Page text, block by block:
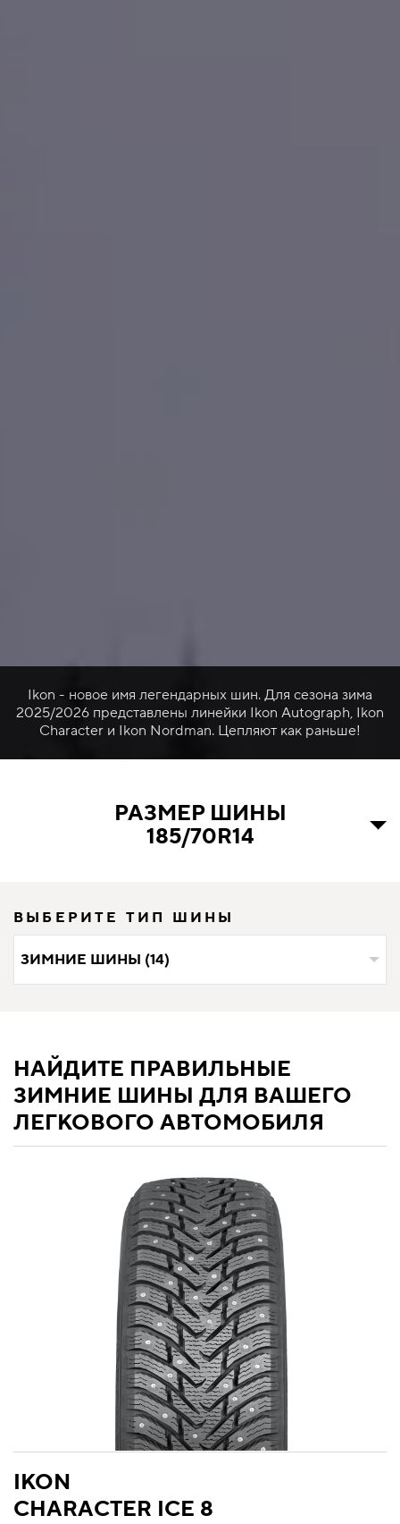
Ikon - новое имя легендарных шин. Для сезона зима
2025/2026 представлены линейки Ikon Autograph, Ikon
Character и Ikon Nordman. Цепляют как раньше!
РАЗМЕР ШИНЫ
185/70R14
ВЫБЕРИТЕ ТИП ШИНЫ
ЗИМНИЕ ШИНЫ (14)
НАЙДИТЕ ПРАВИЛЬНЫЕ
ЗИМНИЕ ШИНЫ ДЛЯ ВАШЕГО
ЛЕГКОВОГО АВТОМОБИЛЯ
IKON
CHARACTER ICE 8